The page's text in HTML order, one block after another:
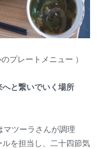
プレートメニュー ）
へと繋いでいく場所
マツーラさんが調理
を担当し、二十四節気